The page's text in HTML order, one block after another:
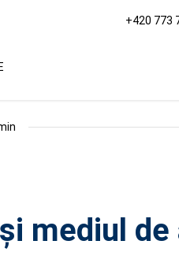
+420 773
mediul